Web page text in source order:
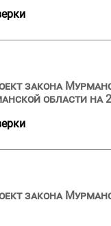
закона
области на
закона